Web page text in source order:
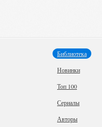
Библиотека
Новинки
Топ 100
Сериалы
Авторы